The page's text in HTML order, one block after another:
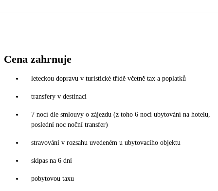
Cena zahrnuje
leteckou dopravu v turistické třídě včetně tax a poplatků
transfery v destinaci
7 nocí dle smlouvy o zájezdu (z toho 6 nocí ubytování na hotelu,
poslední noc noční transfer)
stravování v rozsahu uvedeném u ubytovacího objektu
skipas na 6 dní
pobytovou taxu